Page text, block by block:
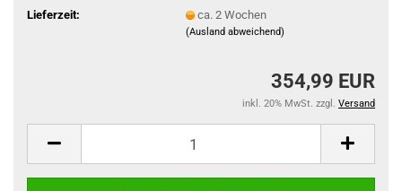
Lieferzeit:
ca. 2 Wochen
(Ausland abweichend)
354,99 EUR
inkl. 20% MwSt. zzgl. Versand